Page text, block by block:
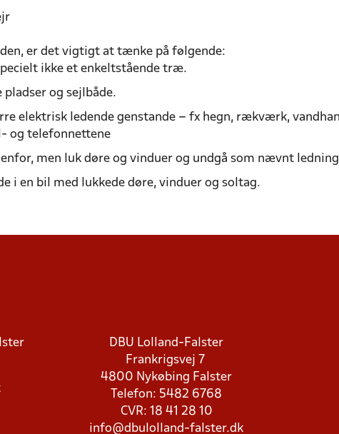
er det vigtigt at tænke på følgende:
ikke et enkeltstående træ.
pladser og sejlbåde.
elektrisk ledende genstande – fx hegn, rækværk,
og telefonnettene
men luk døre og vinduer og undgå som nævnt
i en bil med lukkede døre, vinduer og soltag.
DBU Lolland-Falster
Frankrigsvej 7
4800 Nykøbing Falster
Telefon: 5482 6768
CVR: 18 41 28 10
info@dbulolland-falster.dk